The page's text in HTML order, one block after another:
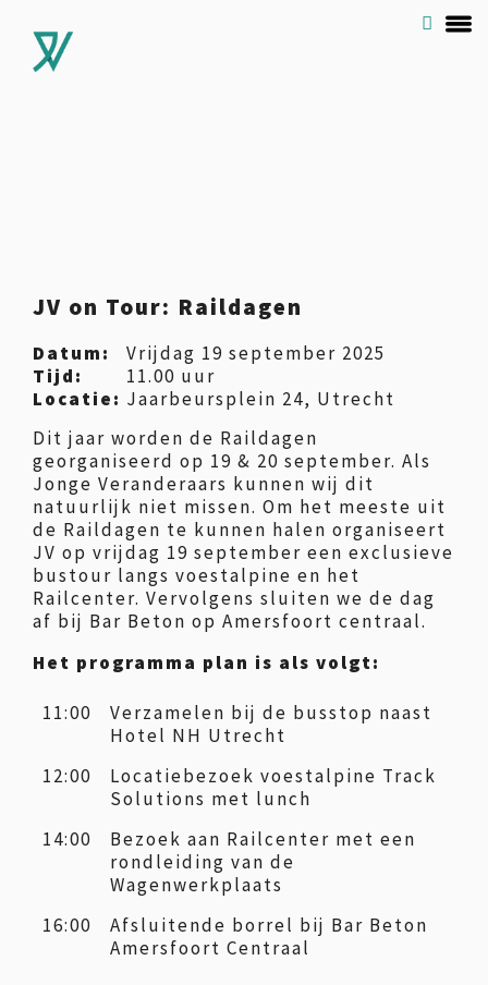
JV on Tour: Raildagen
Datum:
Vrijdag 19 september 2025
Tijd:
11.00 uur
Locatie: Jaarbeursplein 24, Utrecht
Dit jaar worden de Raildagen
georganiseerd op 19 & 20 september. Als
Jonge Veranderaars kunnen wij dit
natuurlijk niet missen. Om het meeste uit
de Raildagen te kunnen halen organiseert
JV op vrijdag 19 september een exclusieve
bustour langs voestalpine en het
Railcenter. Vervolgens sluiten we de dag
af bij Bar Beton op Amersfoort centraal.
Het programma plan is als volgt:
11:00
Verzamelen bij de busstop naast
Hotel NH Utrecht
12:00
Locatiebezoek voestalpine Track
Solutions met lunch
14:00
Bezoek aan Railcenter met een
rondleiding van de
Wagenwerkplaats
16:00
Afsluitende borrel bij Bar Beton
Amersfoort Centraal